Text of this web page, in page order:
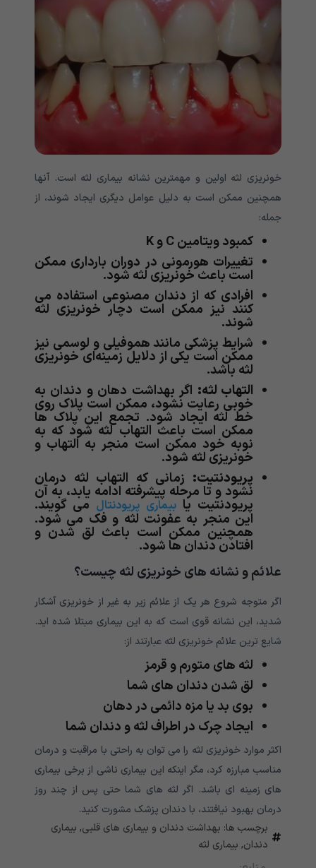
خونریزی لثه اولین و مهمترین نشانه بیماری لثه است. آنها
همچنین ممکن است به دلیل عوامل دیگری ایجاد شوند، از
جمله:
کمبود ویتامین C و K
تغییرات هورمونی در دوران بارداری ممکن
است باعث خونریزی لثه شود.
افرادی که از دندان مصنوعی استفاده می
کنند نیز ممکن است دچار خونریزی لثه
شوند.
شرایط پزشکی مانند هموفیلی و لوسمی نیز
ممکن است یکی از دلایل زمینه‌ای خونریزی
لثه باشد.
التهاب لثه: اگر بهداشت دهان و دندان به
خوبی رعایت نشود، ممکن است پلاک روی
خط لثه ایجاد شود. تجمع این پلاک ها
ممکن است باعث التهاب لثه شود که به
نوبه خود ممکن است منجر به التهاب و
خونریزی لثه شود.
پریودنتیت: زمانی که التهاب لثه درمان
نشود و تا مرحله پیشرفته ادامه یابد، به آن
پریودنتیت یابیماری پریودنتال می گویند.
این منجر به عفونت لثه و فک می شود.
همچنین ممکن است باعث لق شدن و
افتادن دندان ها شود.
علائم و نشانه های خونریزی لثه چیست؟
اگر متوجه شروع هر یک از علائم زیر به غیر از خونریزی آشکار
شدید، این نشانه قوی است که به این بیماری مبتلا شده اید.
شایع ترین علائم خونریزی لثه عبارتند از:
لثه های متورم و قرمز
لق شدن دندان های شما
بوی بد یا مزه دائمی در دهان
ایجاد چرک در اطراف لثه و دندان شما
اکثر موارد خونریزی لثه را می توان به راحتی با مراقبت و درمان
مناسب مبارزه کرد، مگر اینکه این بیماری ناشی از برخی بیماری
های زمینه ای باشد. اگر لثه های شما حتی پس از چند روز
درمان بهبود نیافتند، با دندان پزشک مشورت کنید.
برچسب ها: بهداشت دندان و بیماری های قلبی, بیماری
دندان, بیماری لثه